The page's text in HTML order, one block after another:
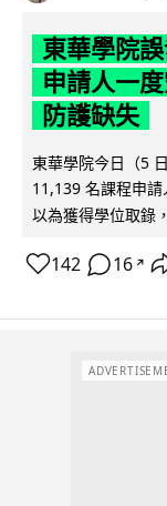
東華學院
申請人一
防護缺失
東華學院今日（5
11,139 名課程申
以為獲得學位取錄
142 16 ↗